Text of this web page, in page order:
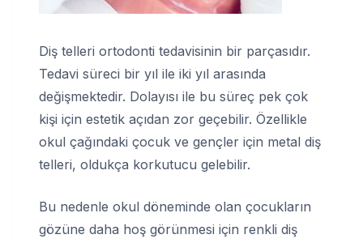
Diş telleri ortodonti tedavisinin bir parçasıdır.
Tedavi süreci bir yıl ile iki yıl arasında
değişmektedir. Dolayısı ile bu süreç pek çok
kişi için estetik açıdan zor geçebilir. Özellikle
okul çağındaki çocuk ve gençler için metal diş
telleri, oldukça korkutucu gelebilir.
Bu nedenle okul döneminde olan çocukların
gözüne daha hoş görünmesi için renkli diş